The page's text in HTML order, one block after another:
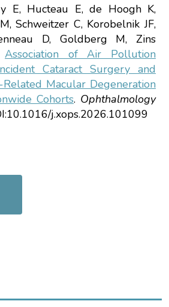
E, Hucteau E, de Hoogh K,
Schweitzer C, Korobelnik JF,
D, Goldberg M, Zins
Association of Air Pollution
Cataract Surgery and
Macular Degeneration
Cohorts. Ophthalmology
j.xops.2026.101099